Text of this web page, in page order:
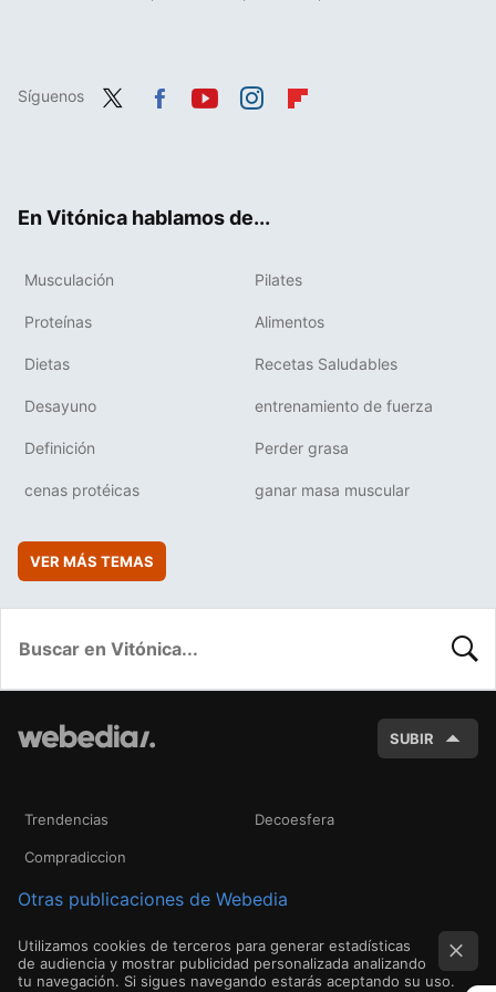
Síguenos
En Vitónica hablamos de...
Musculación Pilates
Proteínas Alimentos
Dietas Recetas Saludables
Desayuno entrenamiento de fuerza
Definición Perder grasa
cenas protéicas ganar masa muscular
VER MÁS TEMAS
SUBIR
Trendencias Decoesfera
Compradiccion
Otras publicaciones de Webedia
Utilizamos cookies de terceros para generar estadísticas
de audiencia y mostrar publicidad personalizada analizando
tu navegación. Si sigues navegando estarás aceptando su uso.